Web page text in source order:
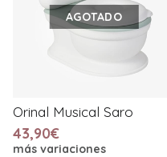
AGOTADO
Orinal Musical Saro
43,90€
más variaciones